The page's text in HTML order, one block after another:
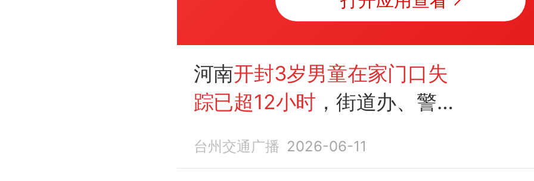
河南开封3岁男童在家门口失
踪已超12小时 ，街道办、警方
围无监控，导致寻找存在困难
台州交通广播 2026-06-11